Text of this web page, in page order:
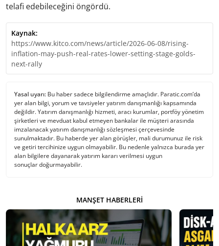
telafi edebileceğini öngördü.
Kaynak:
https://www.kitco.com/news/article/2026-06-08/rising-
inflation-may-push-real-rates-lower-setting-stage-golds-
next-rally
Yasal uyarı: Bu haber sadece bilgilendirme amaçlıdır. Paratic.com’da
yer alan bilgi, yorum ve tavsiyeler yatırım danışmanlığı kapsamında
değildir. Yatırım danışmanlığı hizmeti, aracı kurumlar, portföy yönetim
şirketleri ve mevduat kabul etmeyen bankalar ile müşteri arasında
imzalanacak yatırım danışmanlığı sözleşmesi çerçevesinde
sunulmaktadır. Bu haberde yer alan görüşler, mali durumunuz ile risk
ve getiri tercihinize uygun olmayabilir. Bu nedenle yalnızca burada yer
alan bilgilere dayanarak yatırım kararı verilmesi uygun
sonuçlar doğurmayabilir.
MANŞET HABERLERI